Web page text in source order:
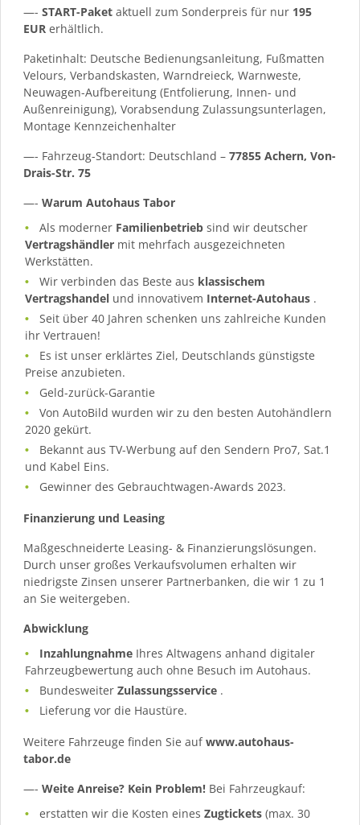
—- START-Paket aktuell zum Sonderpreis für nur 195
EUR erhältlich.
Paketinhalt: Deutsche Bedienungsanleitung, Fußmatten
Velours, Verbandskasten, Warndreieck, Warnweste,
Neuwagen-Aufbereitung (Entfolierung, Innen- und
Außenreinigung), Vorabsendung Zulassungsunterlagen,
Montage Kennzeichenhalter
—- Fahrzeug-Standort: Deutschland – 77855 Achern, Von-
Drais-Str. 75
—- Warum Autohaus Tabor
Als moderner Familienbetrieb sind wir deutscher
Vertragshändler mit mehrfach ausgezeichneten
Werkstätten.
Wir verbinden das Beste aus klassischem
Vertragshandel und innovativem Internet-Autohaus .
Seit über 40 Jahren schenken uns zahlreiche Kunden
ihr Vertrauen!
Es ist unser erklärtes Ziel, Deutschlands günstigste
Preise anzubieten.
Geld-zurück-Garantie
Von AutoBild wurden wir zu den besten Autohändlern
2020 gekürt.
Bekannt aus TV-Werbung auf den Sendern Pro7, Sat.1
und Kabel Eins.
Gewinner des Gebrauchtwagen-Awards 2023.
Finanzierung und Leasing
Maßgeschneiderte Leasing- & Finanzierungslösungen.
Durch unser großes Verkaufsvolumen erhalten wir
niedrigste Zinsen unserer Partnerbanken, die wir 1 zu 1
an Sie weitergeben.
Abwicklung
Inzahlungnahme Ihres Altwagens anhand digitaler
Fahrzeugbewertung auch ohne Besuch im Autohaus.
BundesweiterZulassungsservice .
Lieferung vor die Haustüre.
Weitere Fahrzeuge finden Sie aufwww.autohaus-
tabor.de
—- Weite Anreise? Kein Problem! Bei Fahrzeugkauf:
erstatten wir die Kosten einesZugtickets(max. 30